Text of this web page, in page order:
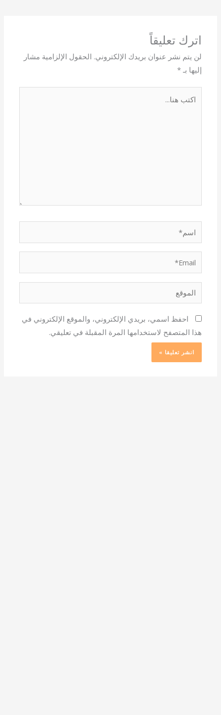
اترك تعليقاً
لن يتم نشر عنوان بريدك الإلكتروني. الحقول الإلزامية مشار
إليها بـ*
اسم*
Email*
الموقع
احفظ اسمي، بريدي الإلكتروني، والموقع الإلكتروني في
هذا المتصفح لاستخدامها المرة المقبلة في تعليقي.